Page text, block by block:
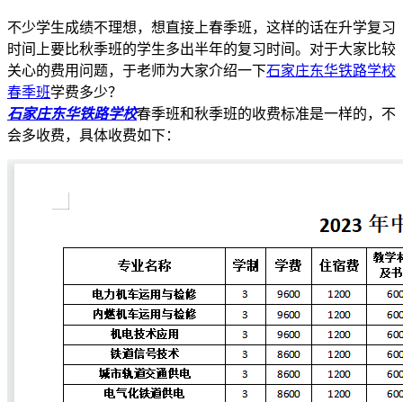
不少学生成绩不理想，想直接上春季班，这样的话在升学复习
时间上要比秋季班的学生多出半年的复习时间。对于大家比较
关心的费用问题，于老师为大家介绍一下石家庄东华铁路学校
春季班学费多少？
石家庄东华铁路学校春季班和秋季班的收费标准是一样的，不
会多收费，具体收费如下：